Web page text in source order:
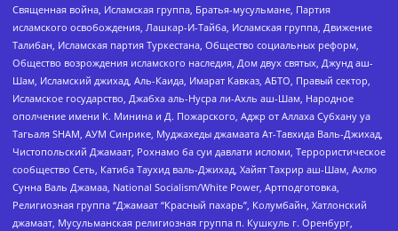
Священная война, Исламская группа, Братья-мусульмане, Партия
исламского освобождения, Лашкар-И-Тайба, Исламская группа, Движение
Талибан, Исламская партия Туркестана, Общество социальных реформ,
Общество возрождения исламского наследия, Дом двух святых, Джунд аш-
Шам, Исламский джихад, Аль-Каида, Имарат Кавказ, АБТО, Правый сектор,
Исламское государство, Джабха аль-Нусра ли-Ахль аш-Шам, Народное
ополчение имени К. Минина и Д. Пожарского, Аджр от Аллаха Субхану уа
Тагьаля SHAM, АУМ Синрике, Муджахеды джамаата Ат-Тавхида Валь-Джихад,
Чистопольский Джамаат, Рохнамо ба суи давлати исломи, Террористическое
сообщество Сеть, Катиба Таухид валь-Джихад, Хайят Тахрир аш-Шам, Ахлю
Сунна Валь Джамаа, National Socialism/White Power, Артподготовка,
Религиозная группа “Джамаат “Красный пахарь”, Колумбайн, Хатлонский
джамаат, Мусульманская религиозная группа п. Кушкуль г. Оренбург,